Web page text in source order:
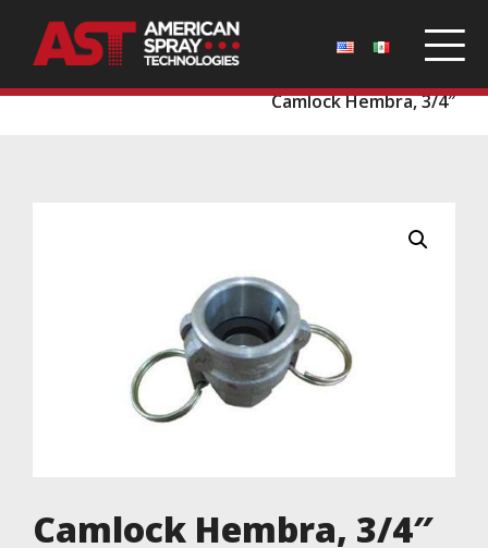
Camlock Hembra, 3/4″
Camlock Hembra, 3/4″